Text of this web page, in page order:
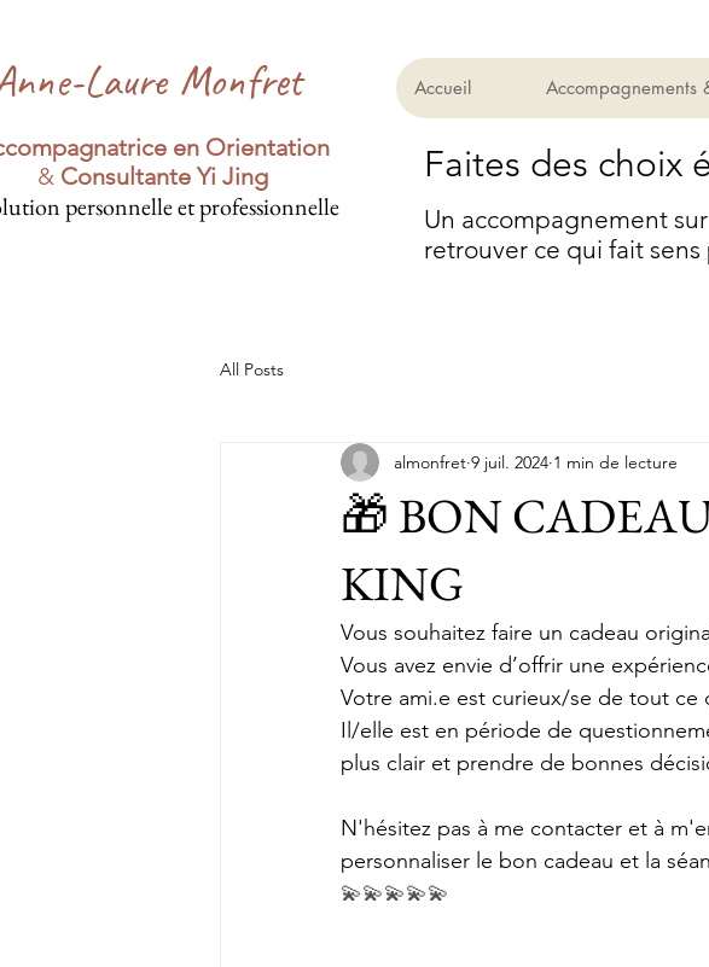
Laure Monfret
en Orientation
& Consultante Yi Jing
personnelle et professionnelle
Accueil Accompagnements
Faites des choix
Un accompagnement
retrouver ce qui fait sens
All Posts
🎁 BON
KING
almonfret 9 juil. 2024 1 min de lecture
Vous souhaitez faire un cadeau
Vous avez envie d’offrir une
Votre ami.e est curieux/se de tout
Il/elle est en période de
plus clair et prendre de bonnes
N'hésitez pas à me contacter et à
personnaliser le bon cadeau et la
💫💫💫💫💫